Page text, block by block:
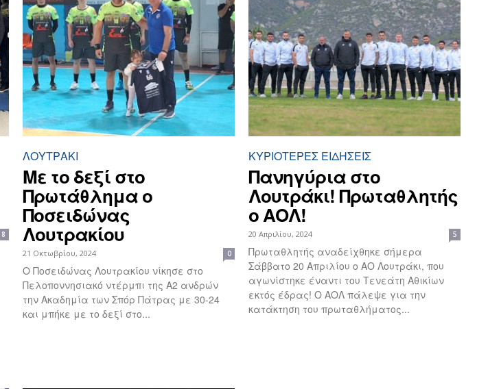
8
ΛΟΥΤΡΆΚΙ
Με το δεξί στο
Πρωτάθλημα ο
Ποσειδώνας
Λουτρακίου
21 Οκτωβρίου, 2024 0
Ο Ποσειδώνας Λουτρακίου νίκησε στο
Πελοποννησιακό ντέρμπι της Α2 ανδρών
την Ακαδημία των Σπόρ Πάτρας με 30-24
και μπήκε με το δεξί στο...
ΚΥΡΙΌΤΕΡΕΣ ΕΙΔΉΣΕΙΣ
Πανηγύρια στο
Λουτράκι! Πρωταθλητής
ο ΑΟΛ!
20 Απριλίου, 2024 5
Πρωταθλητής αναδείχθηκε σήμερα
Σάββατο 20 Απριλίου ο ΑΟ Λουτράκι, που
αγωνίστηκε έναντι του Τενεάτη Αθικίων
εκτός έδρας! Ο ΑΟΛ πάλεψε για την
κατάκτηση του πρωταθλήματος...